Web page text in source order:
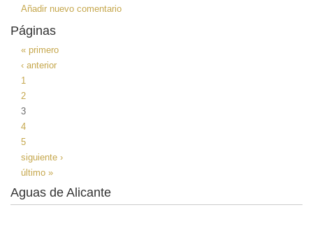
Añadir nuevo comentario
Páginas
« primero
‹ anterior
1
2
3
4
5
siguiente ›
último »
Aguas de Alicante